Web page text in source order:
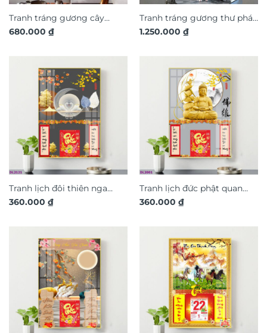
Tranh tráng gương cây
đồng tiền và hươu tuần lộc
680.000 ₫
Tranh tráng gương thư pháp
cha mẹ trang trí phòng
1.250.000 ₫
Tranh lịch đôi thiên nga
nghệ thuật treo tường TL18
360.000 ₫
Tranh lịch đức phật quan
âm treo tường TL05
360.000 ₫